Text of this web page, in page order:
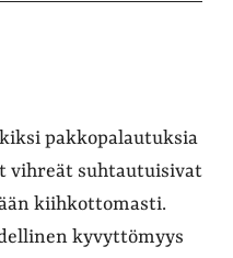
pakkopalautuksia
vihreät suhtautuisivat
kiihkottomasti.
kyvyttömyys